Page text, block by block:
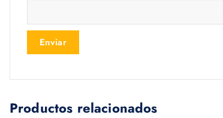
Productos relacionados